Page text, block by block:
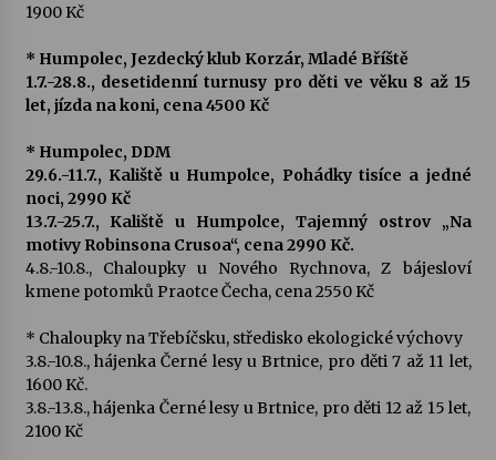
1900 Kč
* Humpolec, Jezdecký klub Korzár, Mladé Bříště
1.7.-28.8., desetidenní turnusy pro děti ve věku 8 až 15
let, jízda na koni, cena 4500 Kč
* Humpolec, DDM
29.6.-11.7., Kaliště u Humpolce, Pohádky tisíce a jedné
noci, 2990 Kč
13.7.-25.7., Kaliště u Humpolce, Tajemný ostrov „Na
motivy Robinsona Crusoa“, cena 2990 Kč.
4.8.-10.8., Chaloupky u Nového Rychnova, Z bájesloví
kmene potomků Praotce Čecha, cena 2550 Kč
* Chaloupky na Třebíčsku, středisko ekologické výchovy
3.8.-10.8., hájenka Černé lesy u Brtnice, pro děti 7 až 11 let,
1600 Kč.
3.8.-13.8., hájenka Černé lesy u Brtnice, pro děti 12 až 15 let,
2100 Kč